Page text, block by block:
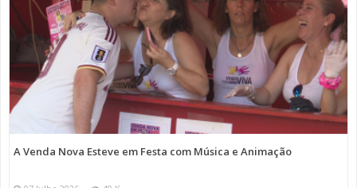
A Venda Nova Esteve em Festa com Música e Animação